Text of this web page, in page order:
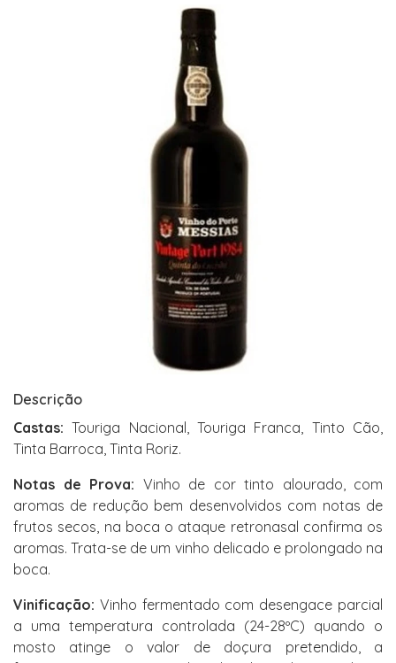
Descrição
Castas: Touriga Nacional, Touriga Franca, Tinto Cão,
Tinta Barroca, Tinta Roriz.
Notas de Prova: Vinho de cor tinto alourado, com
aromas de redução bem desenvolvidos com notas de
frutos secos, na boca o ataque retronasal confirma os
aromas. Trata-se de um vinho delicado e prolongado na
boca.
Vinificação: Vinho fermentado com desengace parcial
a uma temperatura controlada (24-28ºC) quando o
mosto atinge o valor de doçura pretendido, a